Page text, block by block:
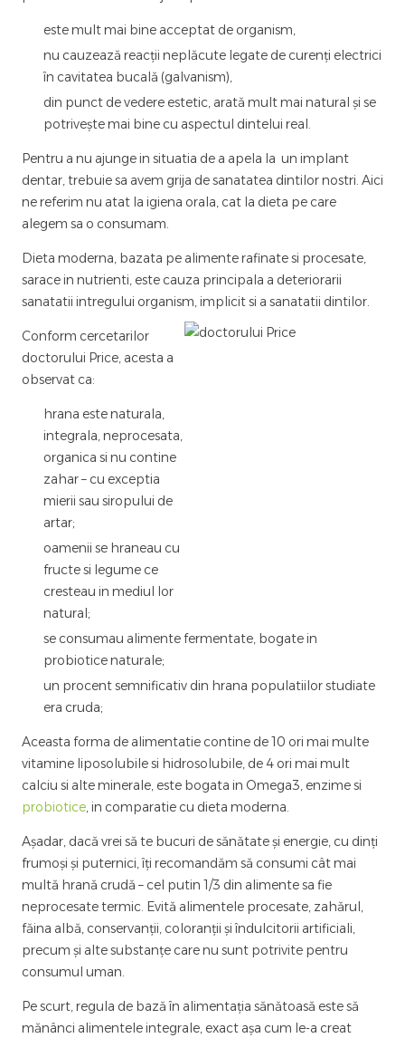
este mult mai bine acceptat de organism,
nu cauzează reacții neplăcute legate de curenți electrici
în cavitatea bucală (galvanism),
din punct de vedere estetic, arată mult mai natural și se
potrivește mai bine cu aspectul dintelui real.
Pentru a nu ajunge in situatia de a apela la un implant
dentar, trebuie sa avem grija de sanatatea dintilor nostri. Aici
ne referim nu atat la igiena orala, cat la dieta pe care
alegem sa o consumam.
Dieta moderna, bazata pe alimente rafinate si procesate,
sarace in nutrienti, este cauza principala a deteriorarii
sanatatii intregului organism, implicit si a sanatatii dintilor.
Conform cercetarilor
doctorului Price, acesta a
observat ca:
hrana este naturala,
integrala, neprocesata,
organica si nu contine
zahar – cu exceptia
mierii sau siropului de
artar;
oamenii se hraneau cu
fructe si legume ce
cresteau in mediul lor
natural;
se consumau alimente fermentate, bogate in
probiotice naturale;
un procent semnificativ din hrana populatiilor studiate
era cruda;
Aceasta forma de alimentatie contine de 10 ori mai multe
vitamine liposolubile si hidrosolubile, de 4 ori mai mult
calciu si alte minerale, este bogata in Omega3, enzime si
probiotice, in comparatie cu dieta moderna.
Așadar, dacă vrei să te bucuri de sănătate și energie, cu dinți
frumoși și puternici, îți recomandăm să consumi cât mai
multă hrană crudă – cel putin 1/3 din alimente sa fie
neprocesate termic. Evită alimentele procesate, zahărul,
făina albă, conservanții, coloranții și îndulcitorii artificiali,
precum și alte substanțe care nu sunt potrivite pentru
consumul uman.
Pe scurt, regula de bază în alimentația sănătoasă este să
mănânci alimentele integrale, exact așa cum le-a creat